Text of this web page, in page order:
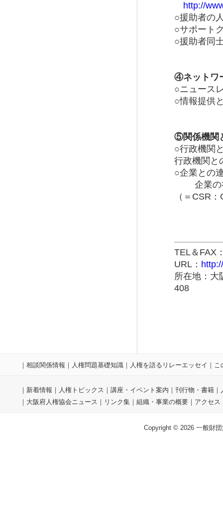
http://
○援助者の
○サポート
○援助者同
④ネットワ
○ニュース
○情報提供
⑤関係機関
○行政機関
行政機関と
○企業との
企業の
（＝CSR
TEL＆FAX
URL：
所在地：
408
｜ 相談関係情報 ｜ 人権問題基礎知識 ｜ 人権を語るリレーエッセイ ｜
｜ 新着情報 ｜ 人権トピックス ｜ 講座・イベント案内 ｜ 刊行物・書籍 ｜
｜ 大阪府人権協会ニュース ｜ リンク集 ｜ 組織・事業の概要 ｜ アクセス
Copyright © 2026 一般財